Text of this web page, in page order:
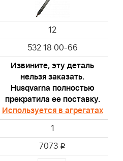
12
532 18 00-66
Извините, эту деталь
нельзя заказать.
Husqvarna полностью
прекратила ее поставку.
Используется в агрегатах
1
7073 i